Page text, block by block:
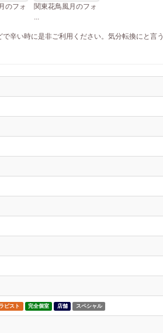
のフォ
関東花鳥風月のフォ
...
辛い時に是非ご利用ください。気分転換にと言う
ピスト 完全個室 店舗 スペシャル